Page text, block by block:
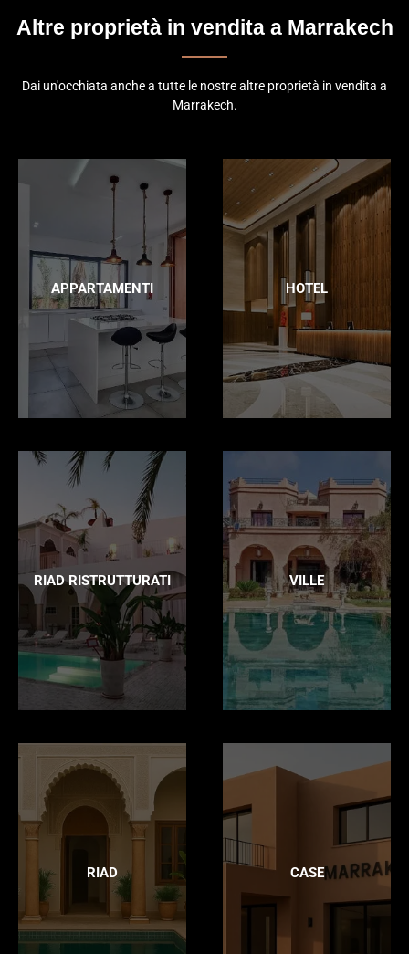
Altre proprietà in vendita a Marrakech
Dai un'occhiata anche a tutte le nostre altre proprietà in vendita a
Marrakech.
APPARTAMENTI HOTEL
RIAD RISTRUTTURATI VILLE
RIAD CASE